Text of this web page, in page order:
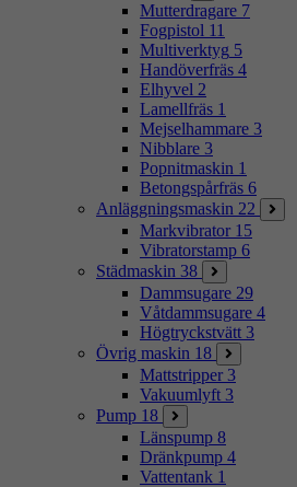
Mutterdragare 7
Fogpistol 11
Multiverktyg 5
Handöverfräs 4
Elhyvel 2
Lamellfräs 1
Mejselhammare 3
Nibblare 3
Popnitmaskin 1
Betongspårfräs 6
Anläggningsmaskin 22
Markvibrator 15
Vibratorstamp 6
Städmaskin 38
Dammsugare 29
Våtdammsugare 4
Högtryckstvätt 3
Övrig maskin 18
Mattstripper 3
Vakuumlyft 3
Pump 18
Länspump 8
Dränkpump 4
Vattentank 1